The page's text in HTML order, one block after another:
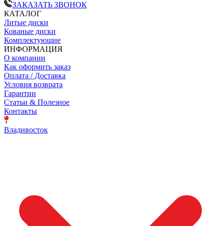
ЗАКАЗАТЬ ЗВОНОК
КАТАЛОГ
Литые диски
Кованые диски
Комплектующие
ИНФОРМАЦИЯ
О компании
Как оформить заказ
Оплата / Доставка
Условия возврата
Гарантии
Статьи & Полезное
Контакты
Владивосток